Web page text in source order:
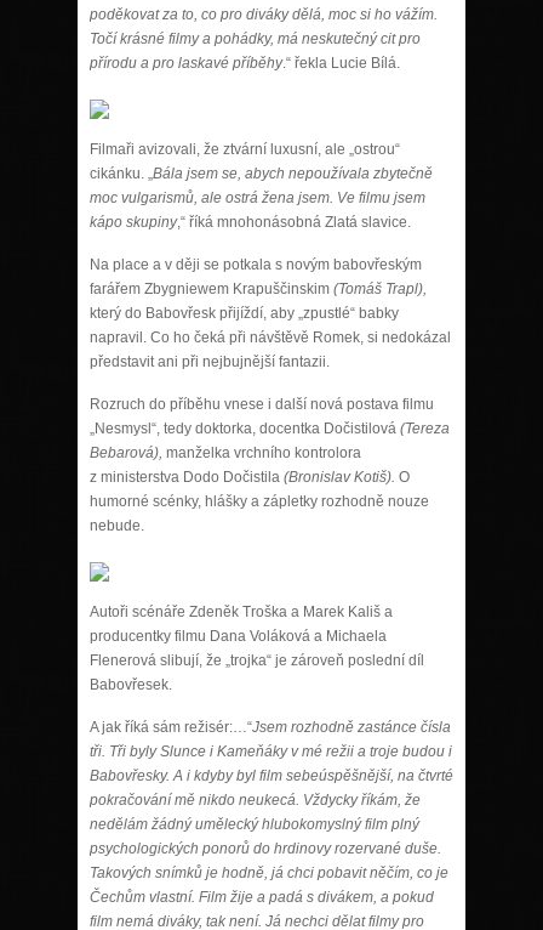
poděkovat za to, co pro diváky dělá, moc si ho vážím.
Točí krásné filmy a pohádky, má neskutečný cit pro
přírodu a pro laskavé příběhy.“ řekla Lucie Bílá.
Filmaři avizovali, že ztvární luxusní, ale „ostrou“
cikánku. „Bála jsem se, abych nepoužívala zbytečně
moc vulgarismů, ale ostrá žena jsem. Ve filmu jsem
kápo skupiny,“ říká mnohonásobná Zlatá slavice.
Na place a v ději se potkala s novým babovřeským
farářem Zbygniewem Krapuščinskim (Tomáš Trapl),
který do Babovřesk přijíždí, aby „zpustlé“ babky
napravil. Co ho čeká při návštěvě Romek, si nedokázal
představit ani při nejbujnější fantazii.
Rozruch do příběhu vnese i další nová postava filmu
„Nesmysl“, tedy doktorka, docentka Dočistilová (Tereza
Bebarová), manželka vrchního kontrolora
z ministerstva Dodo Dočistila (Bronislav Kotiš). O
humorné scénky, hlášky a zápletky rozhodně nouze
nebude.
Autoři scénáře Zdeněk Troška a Marek Kališ a
producentky filmu Dana Voláková a Michaela
Flenerová slibují, že „trojka“ je zároveň poslední díl
Babovřesek.
A jak říká sám režisér:…“Jsem rozhodně zastánce čísla
tři. Tři byly Slunce i Kameňáky v mé režii a troje budou i
Babovřesky. A i kdyby byl film sebeúspěšnější, na čtvrté
pokračování mě nikdo neukecá. Vždycky říkám, že
nedělám žádný umělecký hlubokomyslný film plný
psychologických ponorů do hrdinovy rozervané duše.
Takových snímků je hodně, já chci pobavit něčím, co je
Čechům vlastní. Film žije a padá s divákem, a pokud
film nemá diváky, tak není. Já nechci dělat filmy pro